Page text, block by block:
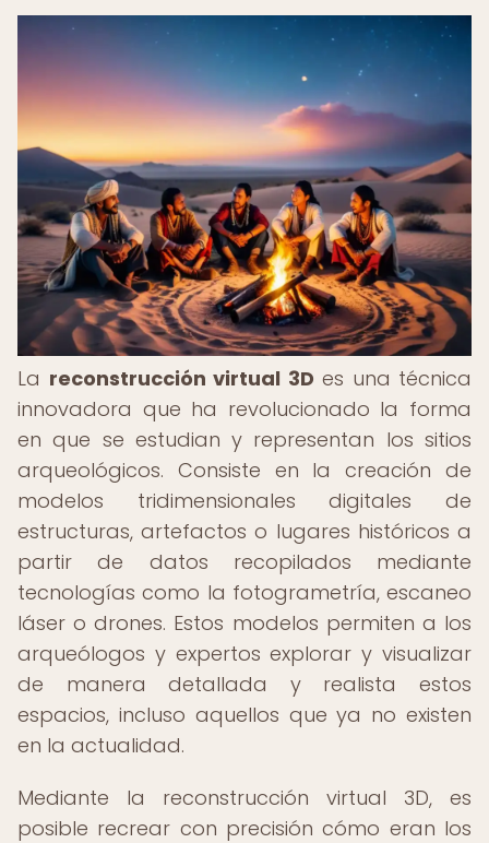
La reconstrucción virtual 3D es una técnica
innovadora que ha revolucionado la forma
en que se estudian y representan los sitios
arqueológicos. Consiste en la creación de
modelos tridimensionales digitales de
estructuras, artefactos o lugares históricos a
partir de datos recopilados mediante
tecnologías como la fotogrametría, escaneo
láser o drones. Estos modelos permiten a los
arqueólogos y expertos explorar y visualizar
de manera detallada y realista estos
espacios, incluso aquellos que ya no existen
en la actualidad.
Mediante la reconstrucción virtual 3D, es
posible recrear con precisión cómo eran los